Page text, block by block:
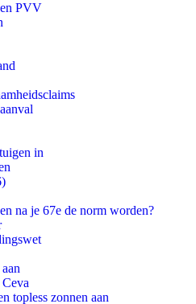
PVV
in
na je 67e de norm worden?
topless zonnen aan